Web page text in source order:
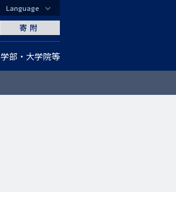
CLOSE
グ
ロ
学部・大学院等
寄附
Language